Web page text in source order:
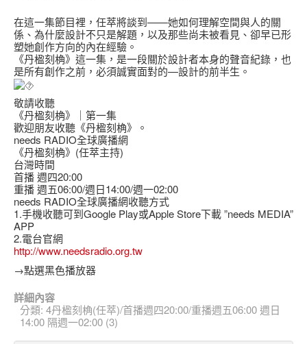
在這一集節目裡，任萃將談到——她如何理解空間與人的關
係、為什麼設計不只是解題，以及那些尚未被看見、卻早已形
塑她創作方向的內在經驗。
《丹楹刻桷》這一集，是一段關於設計者本身的聲音紀錄，也
是所有創作之前，必須誠實面對的—設計的前半生。
敬請收聽
《丹楹刻桷》｜第一集
歡迎朋友收聽《丹楹刻桷》。
needs RADIO全球廣播網
《丹楹刻桷》(任萃主持)
台灣時間
首播 週四20:00
重播 週五06:00/週日14:00/週一02:00
needs RADIO全球廣播網收聽方式
1.手機收聽可到Google Play或Apple Store下載 ”needs MEDIA”
APP
2.電台官網
http://www.needsradio.org.tw
→點選黑色播放器
詳細內容
分類: 4丹楹刻桷(任萃)/首播週四20:00/重播週五06:00 週日
14:00 隔週一02:00 (3)